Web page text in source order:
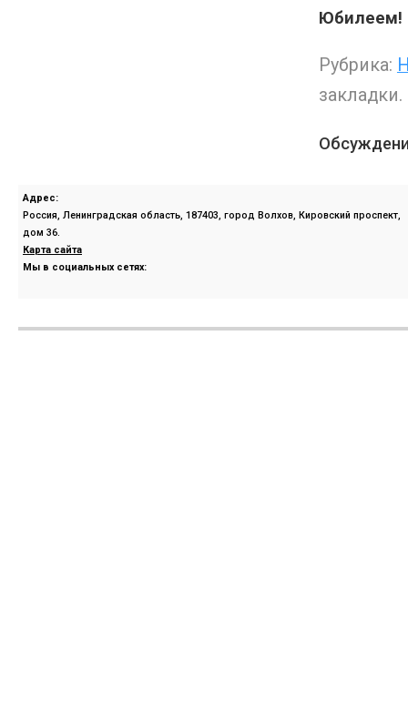
Юбилеем!
Рубрика:
закладки.
Адрес:
Россия, Ленинградская область, 187403, город Волхов, Кировский проспект,
дом 36.
Карта сайта
Мы в социальных сетях: